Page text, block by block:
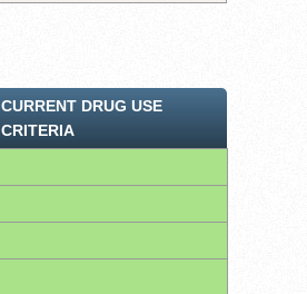
CURRENT DRUG USE
CRITERIA